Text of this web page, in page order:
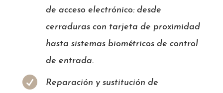
de acceso electrónico: desde
cerraduras con tarjeta de proximidad
hasta sistemas biométricos de control
de entrada.

Reparación y sustitución de